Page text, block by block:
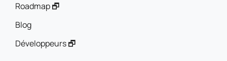
Roadmap 🗗
Blog
Développeurs 🗗